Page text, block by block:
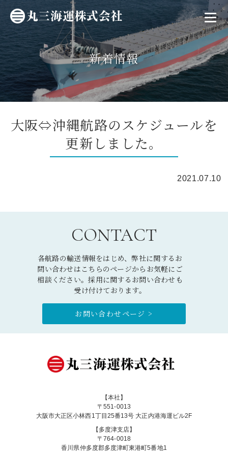
新着情報
大阪⇔沖縄航路のスケジュールを
更新しました。
2021.07.10
CONTACT
各航路の輸送情報をはじめ、弊社に関するお
問い合わせはこちらのページからお気軽にご
相談ください。採用に関するお問い合わせも
受け付けております。
お問い合わせページ >
【本社】
〒551-0013
大阪市大正区小林西1丁目25番13号 大正内港海運ビル2F
【多度津支店】
〒764-0018
香川県仲多度郡多度津町東港町5番地1